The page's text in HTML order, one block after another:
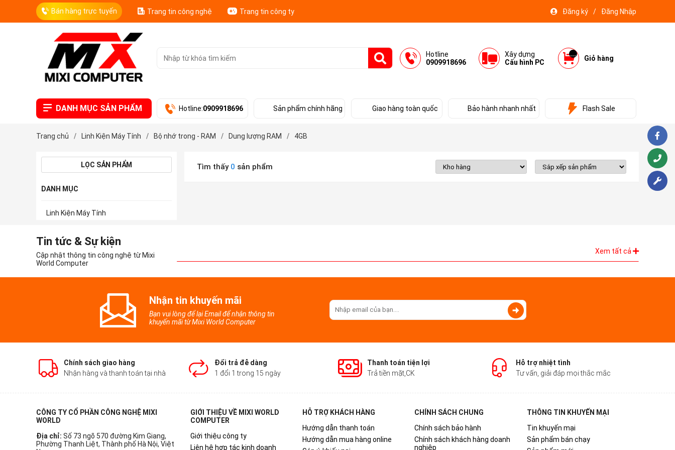
Bán hàng trực tuyến Trang tin công nghệ Trang tin công ty Đăng ký / Đăng Nhập
Hotline
0909918696
Xây dựng
Cấu hình PC
Giỏ hàng
...
DANH MỤC SẢN PHẨM Hotline:0909918696 Sản phẩm chính hãng Giao hàng toàn quốc Bảo hành nhanh nhất Flash Sale
Trang chủ / Linh Kiện Máy Tính / Bộ nhớ trong - RAM / Dung lượng RAM / 4GB
LỌC SẢN PHẨM
DANH MỤC
Linh Kiện Máy Tính
Tìm thấy 0 sản phẩm
Tin tức & Sự kiện
Cập nhật thông tin công nghệ từ Mixi
World Computer
Xem tất cả
Nhận tin khuyến mãi
Bạn vui lòng để lại Email để nhận thông tin
khuyến mãi từ Mixi World Computer
Chính sách giao hàng
Nhận hàng và thanh toán tại nhà
Đổi trả đễ dàng
1 đổi 1 trong 15 ngày
Thanh toán tiện lợi
Trả tiền mặt,CK
Hỗ trợ nhiệt tình
Tư vấn, giải đáp mọi thắc mắc
CÔNG TY CỔ PHẦN CÔNG NGHỆ MIXI
WORLD
Địa chỉ: Số 73 ngõ 570 đường Kim Giang,
Phường Thanh Liệt, Thành phố Hà Nội, Việt
GIỚI THIỆU VỀ MIXI WORLD
COMPUTER
Giới thiệu công ty
Liên hệ hợp tác kinh doanh
HỖ TRỢ KHÁCH HÀNG
Hướng dẫn thanh toán
Hướng dẫn mua hàng online
CHÍNH SÁCH CHUNG
Chính sách bảo hành
Chính sách khách hàng doanh
nghiệp
THÔNG TIN KHUYẾN MẠI
Tin khuyến mại
Sản phẩm bán chạy